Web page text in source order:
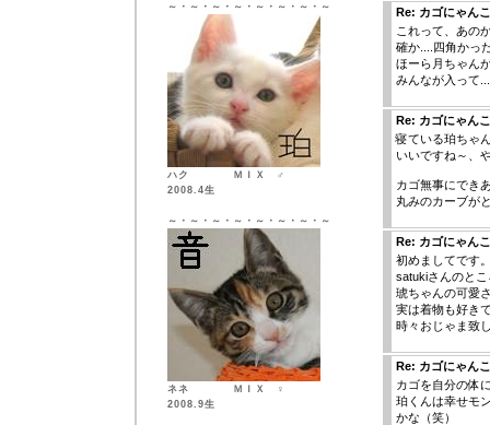
～・～・～・～・～・～・～・～
ハク ＭＩＸ ♂
2008.4生
～・～・～・～・～・～・～・～
ネネ ＭＩＸ ♀
2008.9生
Re: カゴにゃん
これって、あの
確か....四角かっ
ほーら月ちゃん
みんなが入って
Re: カゴにゃん
寝ている珀ちゃ
いいですね～、
カゴ無事にでき
丸みのカーブが
Re: カゴにゃん
初めましてです
satukiさんのと
琥ちゃんの可愛
実は着物も好き
時々おじゃま致
Re: カゴにゃん
カゴを自分の体
珀くんは幸せモ
かな（笑）